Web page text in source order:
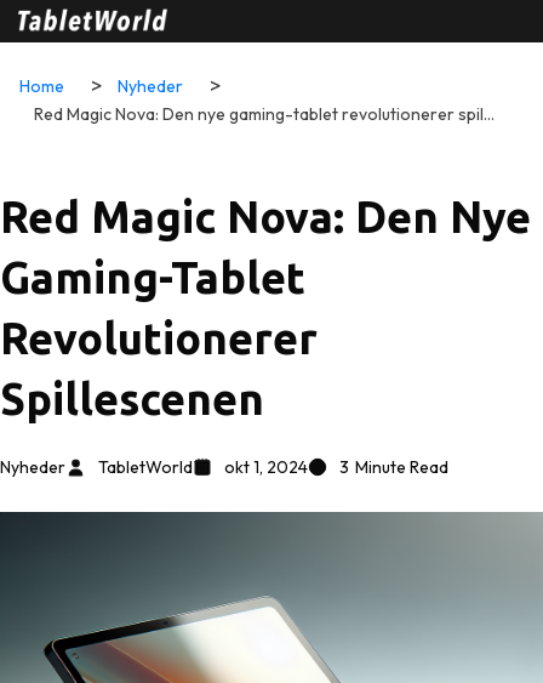
Home
Nyheder
Red Magic Nova: Den nye gaming-tablet revolutionerer spillescenen
Red Magic Nova: Den Nye
Gaming-Tablet
Revolutionerer
Spillescenen
Nyheder TabletWorld okt 1, 2024 3 Minute Read